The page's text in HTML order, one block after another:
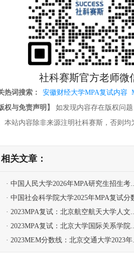
社科赛斯官方老师微
热词搜索： 安徽财经大学MPA复试内容
权与免责声明】
如发现内容存在版权问题
本站内容除非来源注明社科赛斯，否则均
相关文章：
· 中国人民大学2026年MPA研究生招生考
· 中国社会科学院大学2025年MPA复试分
· 2023MPA复试：北京航空航天大学人文
· 2023MPA复试：北京大学国际关系学院
· 2023MEM分数线：北京交通大学2023年